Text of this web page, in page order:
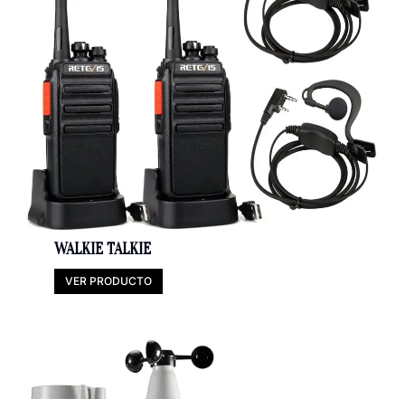
WALKIE TALKIE
VER PRODUCTO